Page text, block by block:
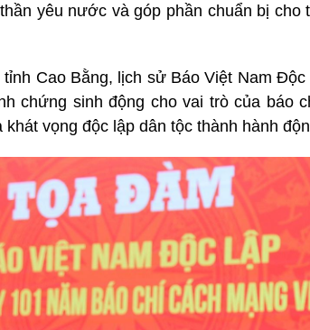
yêu nước và góp phần chuẩn bị cho
Cao Bằng, lịch sử Báo Việt Nam
chứng sinh động cho vai trò của báo
khát vọng độc lập dân tộc thành hành